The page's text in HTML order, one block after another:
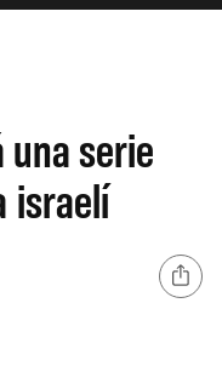
serie
israelí